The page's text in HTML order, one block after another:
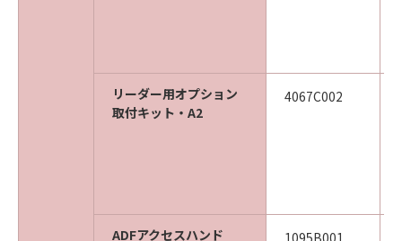
リーダー用オプション
取付キット・A2
4067C002
ADFアクセスハンド
1095B001